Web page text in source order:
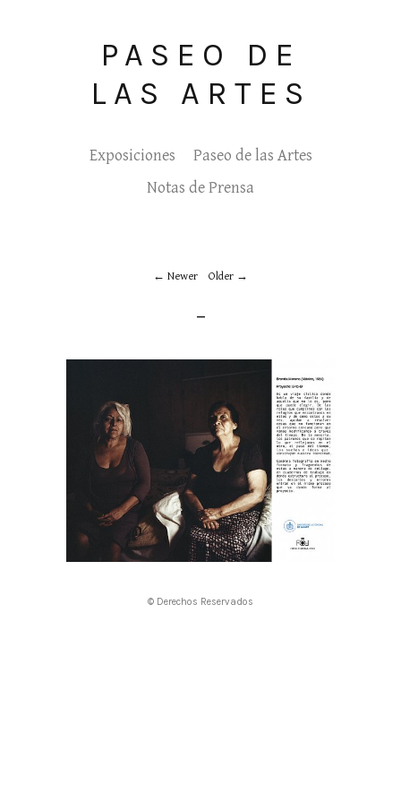
PASEO DE
LAS ARTES
Exposiciones
Paseo de las Artes
Notas de Prensa
Newer Older
_
© Derechos Reservados